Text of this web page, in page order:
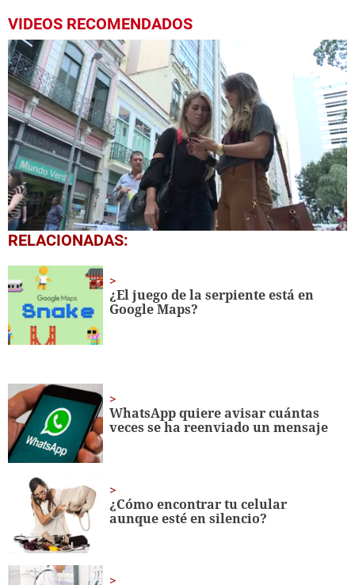
VIDEOS RECOMENDADOS
0
seconds
minute,
seconds
RELACIONADAS:
¿El juego de la serpiente está en
Google Maps?
WhatsApp quiere avisar cuántas
veces se ha reenviado un mensaje
¿Cómo encontrar tu celular
aunque esté en silencio?